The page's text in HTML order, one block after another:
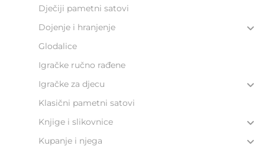
Dječiji pametni satovi
Dojenje i hranjenje
Glodalice
Igračke ručno rađene
Igračke za djecu
Klasični pametni satovi
Knjige i slikovnice
Kupanje i njega